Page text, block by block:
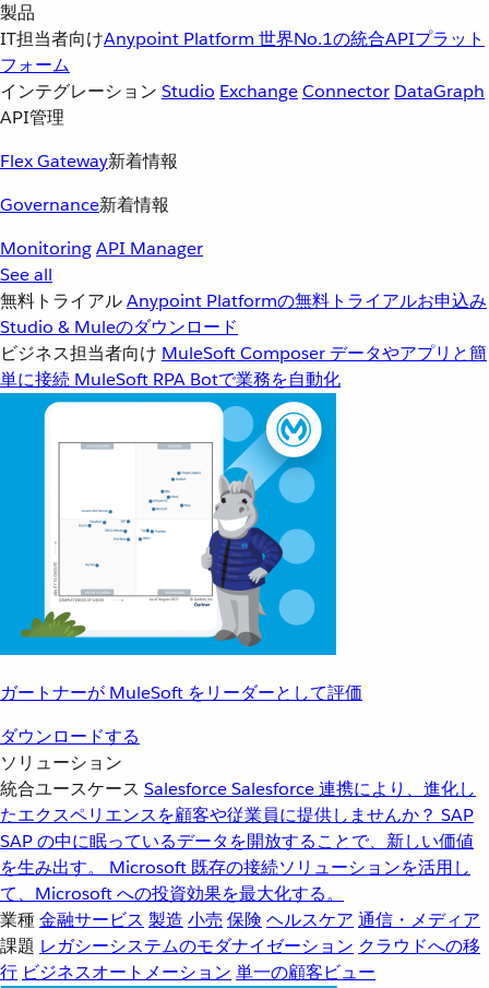
製品
IT担当者向けAnypoint Platform 世界No.1の統合APIプラット
フォーム
インテグレーション Studio ExchangeConnector DataGraph
API管理
Flex Gateway新着情報
Governance新着情報
MonitoringAPI Manager
See all
無料トライアルAnypoint Platformの無料トライアルお申込み
Studio & Muleのダウンロード
ビジネス担当者向け MuleSoft Composer データやアプリと簡
単に接続 MuleSoft RPA Botで業務を自動化
ガートナーが MuleSoft をリーダーとして評価
ダウンロードする
ソリューション
統合ユースケース SalesforceSalesforce 連携により、進化し
たエクスペリエンスを顧客や従業員に提供しませんか？ SAP
SAP の中に眠っているデータを開放することで、新しい価値
を生み出す。
Microsoft 既存の接続ソリューションを活用し
て、Microsoft への投資効果を最大化する。
業種金融サービス 製造 小売 保険 ヘルスケア 通信・メディア
課題 レガシーシステムのモダナイゼーション クラウドへの移
行 ビジネスオートメーション 単一の顧客ビュー